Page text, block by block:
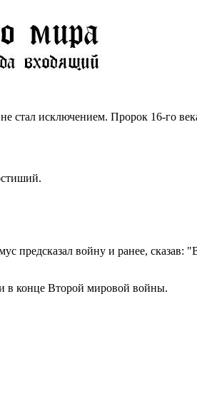
стал исключением. Пророк 16-го
предсказал войну и ранее, сказав:
в конце Второй мировой войны.